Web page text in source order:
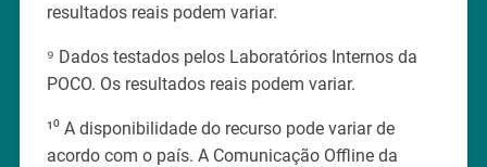
resultados reais podem variar.
⁹ Dados testados pelos Laboratórios Internos da
POCO. Os resultados reais podem variar.
¹⁰ A disponibilidade do recurso pode variar de
acordo com o país. A Comunicação Offline da